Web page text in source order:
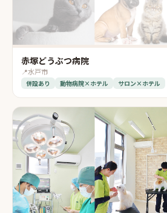
赤塚どうぶつ病院
📍水戸市
併設あり 動物病院×ホテル サロン×ホテル